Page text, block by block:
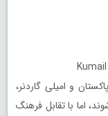
و امیلی گاردنر،
اما با تقابل فرهنگ